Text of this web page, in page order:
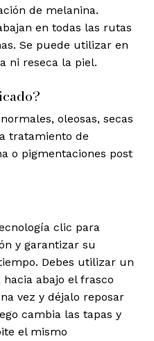
de melanina.
en todas las rutas
Se puede utilizar en
ni reseca la piel.
oleosas, secas
tratamiento de
o pigmentaciones post
clic para
y garantizar su
Debes utilizar un
abajo el frasco
vez y déjalo reposar
cambia las tapas y
el mismo